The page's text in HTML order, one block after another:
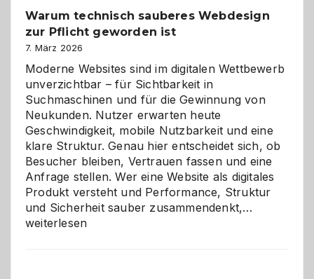
den
Logikrätseln
Warum technisch sauberes Webdesign
zur Pflicht geworden ist
7. März 2026
Moderne Websites sind im digitalen Wettbewerb
unverzichtbar – für Sichtbarkeit in
Suchmaschinen und für die Gewinnung von
Neukunden. Nutzer erwarten heute
Geschwindigkeit, mobile Nutzbarkeit und eine
klare Struktur. Genau hier entscheidet sich, ob
Besucher bleiben, Vertrauen fassen und eine
Anfrage stellen. Wer eine Website als digitales
Produkt versteht und Performance, Struktur
und Sicherheit sauber zusammendenkt,…
weiterlesen